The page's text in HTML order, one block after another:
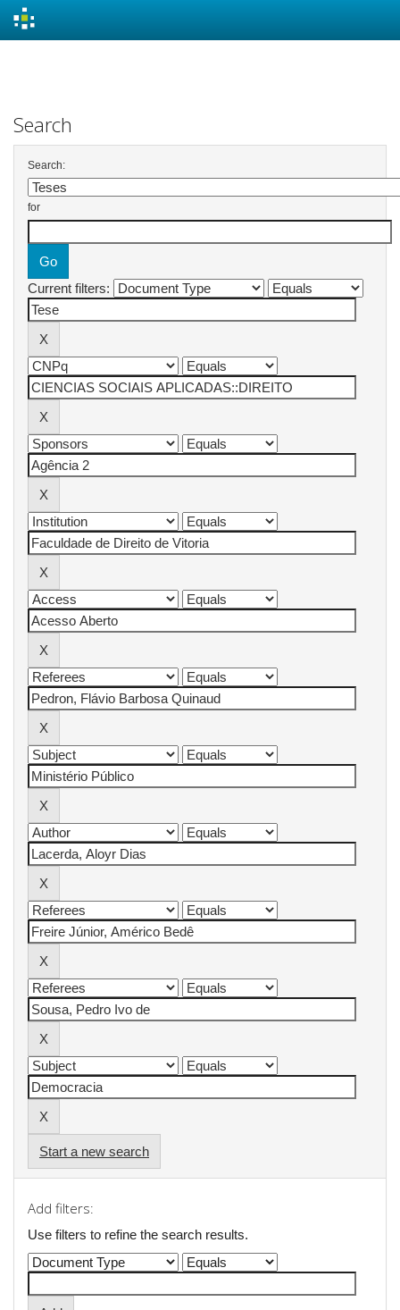
Search
Search:
for
Current filters:
Start a new search
Add filters:
Use filters to refine the search results.